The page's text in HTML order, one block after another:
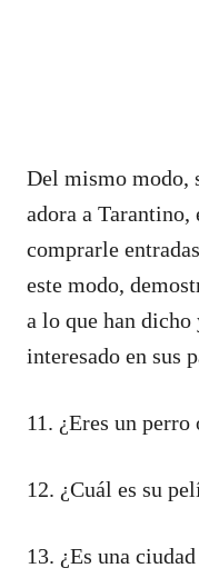
Del mismo modo,
adora a Tarantino,
comprarle
este modo,
a lo que han dicho
interesado en sus
11. ¿Eres un perro
12. ¿Cuál es su
13. ¿Es una